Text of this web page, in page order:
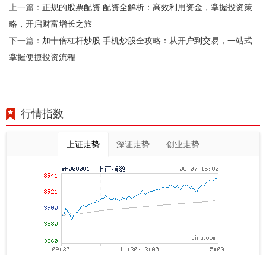
上一篇： 正规的股票配资 配资全解析：高效利用资金，掌握投资策
略，开启财富增长之旅
下一篇： 加十倍杠杆炒股 手机炒股全攻略：从开户到交易，一站式
掌握便捷投资流程
行情指数
上证走势 深证走势 创业走势